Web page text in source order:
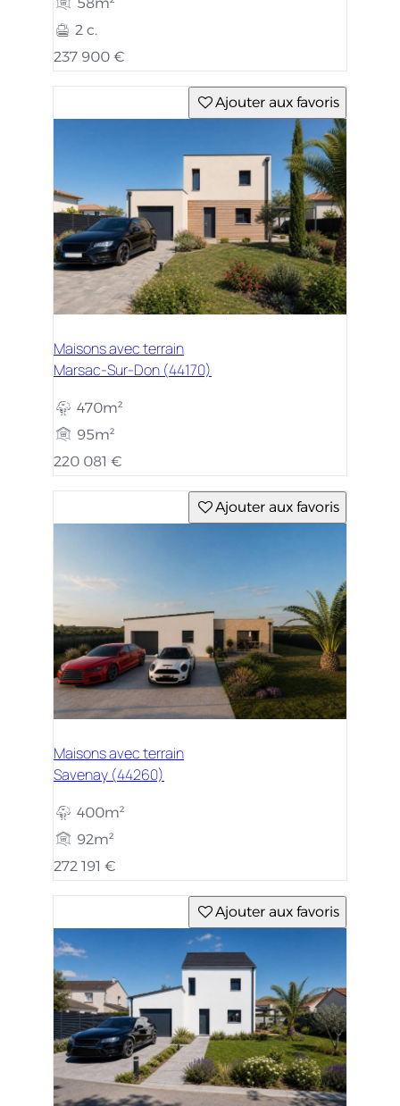
2 c.
237 900 €
Ajouter aux favoris
Maisons avec terrain
Marsac-Sur-Don (44170)
470m²
95m²
220 081 €
Ajouter aux favoris
Maisons avec terrain
Savenay (44260)
400m²
92m²
272 191 €
Ajouter aux favoris